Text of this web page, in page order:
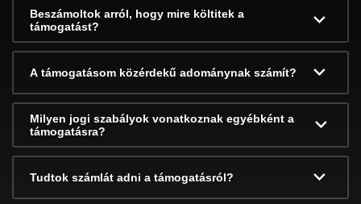
Beszámoltok arról, hogy mire költitek a
támogatást?
A támogatásom közérdekű adománynak számít?
Milyen jogi szabályok vonatkoznak egyébként a
támogatásra?
Tudtok számlát adni a támogatásról?